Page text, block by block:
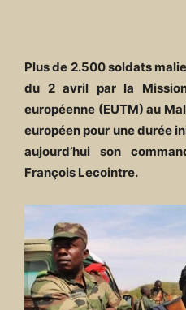
Plus de 2.500 soldats
du 2 avril par la
européenne (EUTM) au
européen pour une durée
aujourd’hui son
François Lecointre.